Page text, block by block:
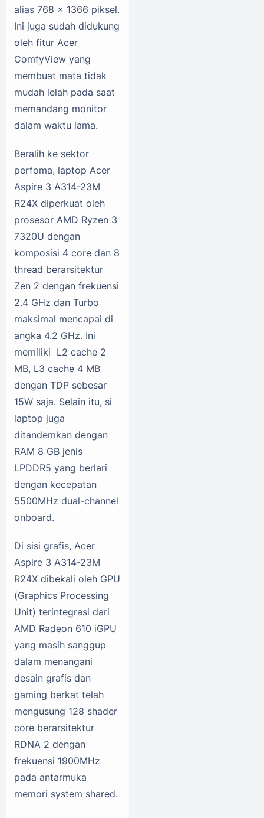
alias 768 x 1366 piksel.
Ini juga sudah didukung
oleh fitur Acer
ComfyView yang
membuat mata tidak
mudah lelah pada saat
memandang monitor
dalam waktu lama.
Beralih ke sektor
perfoma, laptop Acer
Aspire 3 A314-23M
R24X diperkuat oleh
prosesor AMD Ryzen 3
7320U dengan
komposisi 4 core dan 8
thread berarsitektur
Zen 2 dengan frekuensi
2.4 GHz dan Turbo
maksimal mencapai di
angka 4.2 GHz. Ini
memiliki L2 cache 2
MB, L3 cache 4 MB
dengan TDP sebesar
15W saja. Selain itu, si
laptop juga
ditandemkan dengan
RAM 8 GB jenis
LPDDR5 yang berlari
dengan kecepatan
5500MHz dual-channel
onboard.
Di sisi grafis, Acer
Aspire 3 A314-23M
R24X dibekali oleh GPU
(Graphics Processing
Unit) terintegrasi dari
AMD Radeon 610 iGPU
yang masih sanggup
dalam menangani
desain grafis dan
gaming berkat telah
mengusung 128 shader
core berarsitektur
RDNA 2 dengan
frekuensi 1900MHz
pada antarmuka
memori system shared.